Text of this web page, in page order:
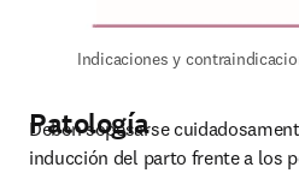
Indicaciones y
Patología
Deben sopesarse
inducción del parto frente a los